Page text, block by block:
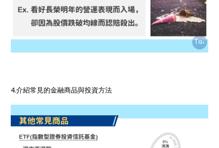
4.介紹常見的金融商品與投資方法